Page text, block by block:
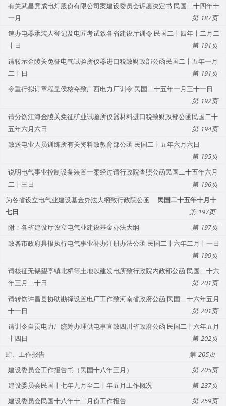
有关武昌竟成电灯股份有限公司案建设委员会诉愿决定书 民国二十四年十
一月
187
速办电器承装人登记及电匠考试致各省建设厅训令 民国二十四年十二月二
十日
191
请转示金陵关免征电气试验所仪器进口税致财政部公函民国二十五年一月
二十日
191
令重行拟订章程呈侯核夺致广西电力厂训令 民国二十五年一月三十一日
192
请分饬江海金陵关免征矿业试验所仪器材料进口税致财政部公函民国二十
五年六月六日
194
致送电业人员训练所有关资料致教育部公函 民国二十五年六月六日
195
说明电气事业控制设备装置一案经过请行政院查照公函民国二十五年六月
二十三日
196
为各省设立电气业建设基金办法大纲致行政院公函
民国二十五年十月十
七日
197
附：各省建设厅设立电气业建设基金办法大纲
197
致各市政府具报执行电气事业补办注册办法公函 民国二十六年二月十一日
199
请核征无锡望亭镇北桥等土地以建发电所致行政院内政部公函 民国二十六
年三月二十日
201
请转饬许昌县协助勘择设置电厂工作致河南省政府公函 民国二十六年五月
十一日
201
请训令自贡电力厂统筹办理供电事宜致四川省政府公函 民国二十六年五月
十四日
202
肆、工作报告
205
建设委员会工作报告书（民国十八年三月）
205
建设委员会民国十七年九月至二十年五月工作概况
237
建设委员会民国十八年十二月份工作报告
259